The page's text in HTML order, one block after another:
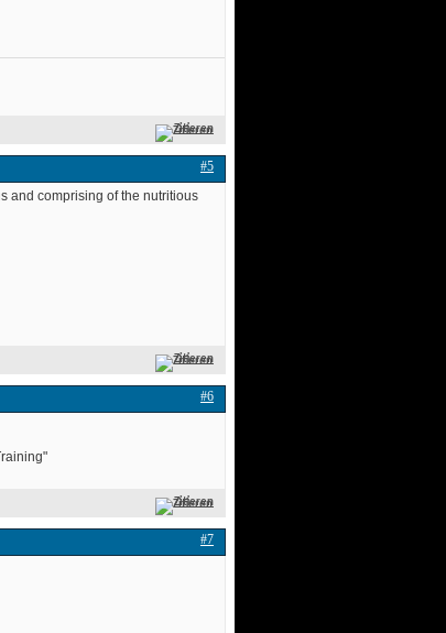
Zitieren
#5
and comprising of the nutritious
Zitieren
#6
Zitieren
#7